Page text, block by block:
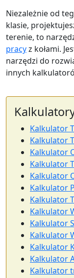
Niezależnie od
klasie,
terenie, to
pracyz kołami.
narzędzi do
innych
Kalkulator
Kalkulator
Kalkulator
Kalkulator
Kalkulator
Kalkulator
Kalkulator
Kalkulator
Kalkulator
Kalkulator
Kalkulator
Kalkulator
Kalkulator